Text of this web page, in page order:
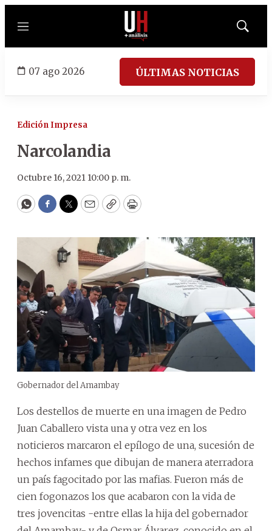
Menú
Mostrar
07 ago 2026 ÚLTIMAS NOTICIAS
Edición Impresa
Narcolandia
Octubre 16, 2021 10:00 p. m.
WhatsApp
Facebook
Twitter
EmailCopyPrint
Gobernador del Amambay
Los destellos de muerte en una imagen de Pedro
Juan Caballero vista una y otra vez en los
noticieros marcaron el epílogo de una, sucesión de
hechos infames que dibujan de manera aterradora
un país fagocitado por las mafias. Fueron más de
cien fogonazos los que acabaron con la vida de
tres jovencitas -entre ellas la hija del gobernador